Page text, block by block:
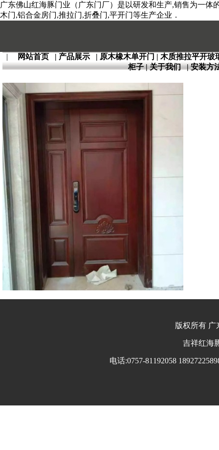
广东佛山红海豚门业（广东门厂）是以研发和生产,销售为一
木门,铝合金房门,推拉门,折叠门,平开门等生产企业．
| 网站首页 | 产品展示 | 原木橡木单开门 | 木质推拉平开玻
柜子|关于我们|安装方
版权所有
吉祥红海
电话:0757-81192058